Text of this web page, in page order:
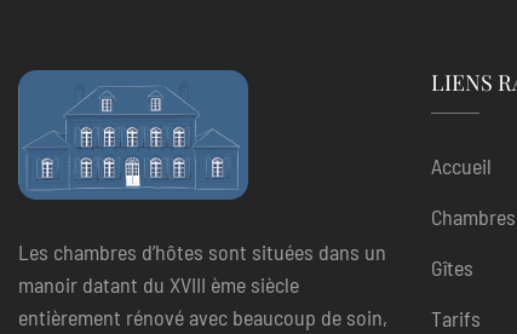
Les chambres d’hôtes sont situées dans un
manoir datant du XVIII ème siècle
entièrement rénové avec beaucoup de soin,
LIENS
Accueil
Gîtes
Tarifs